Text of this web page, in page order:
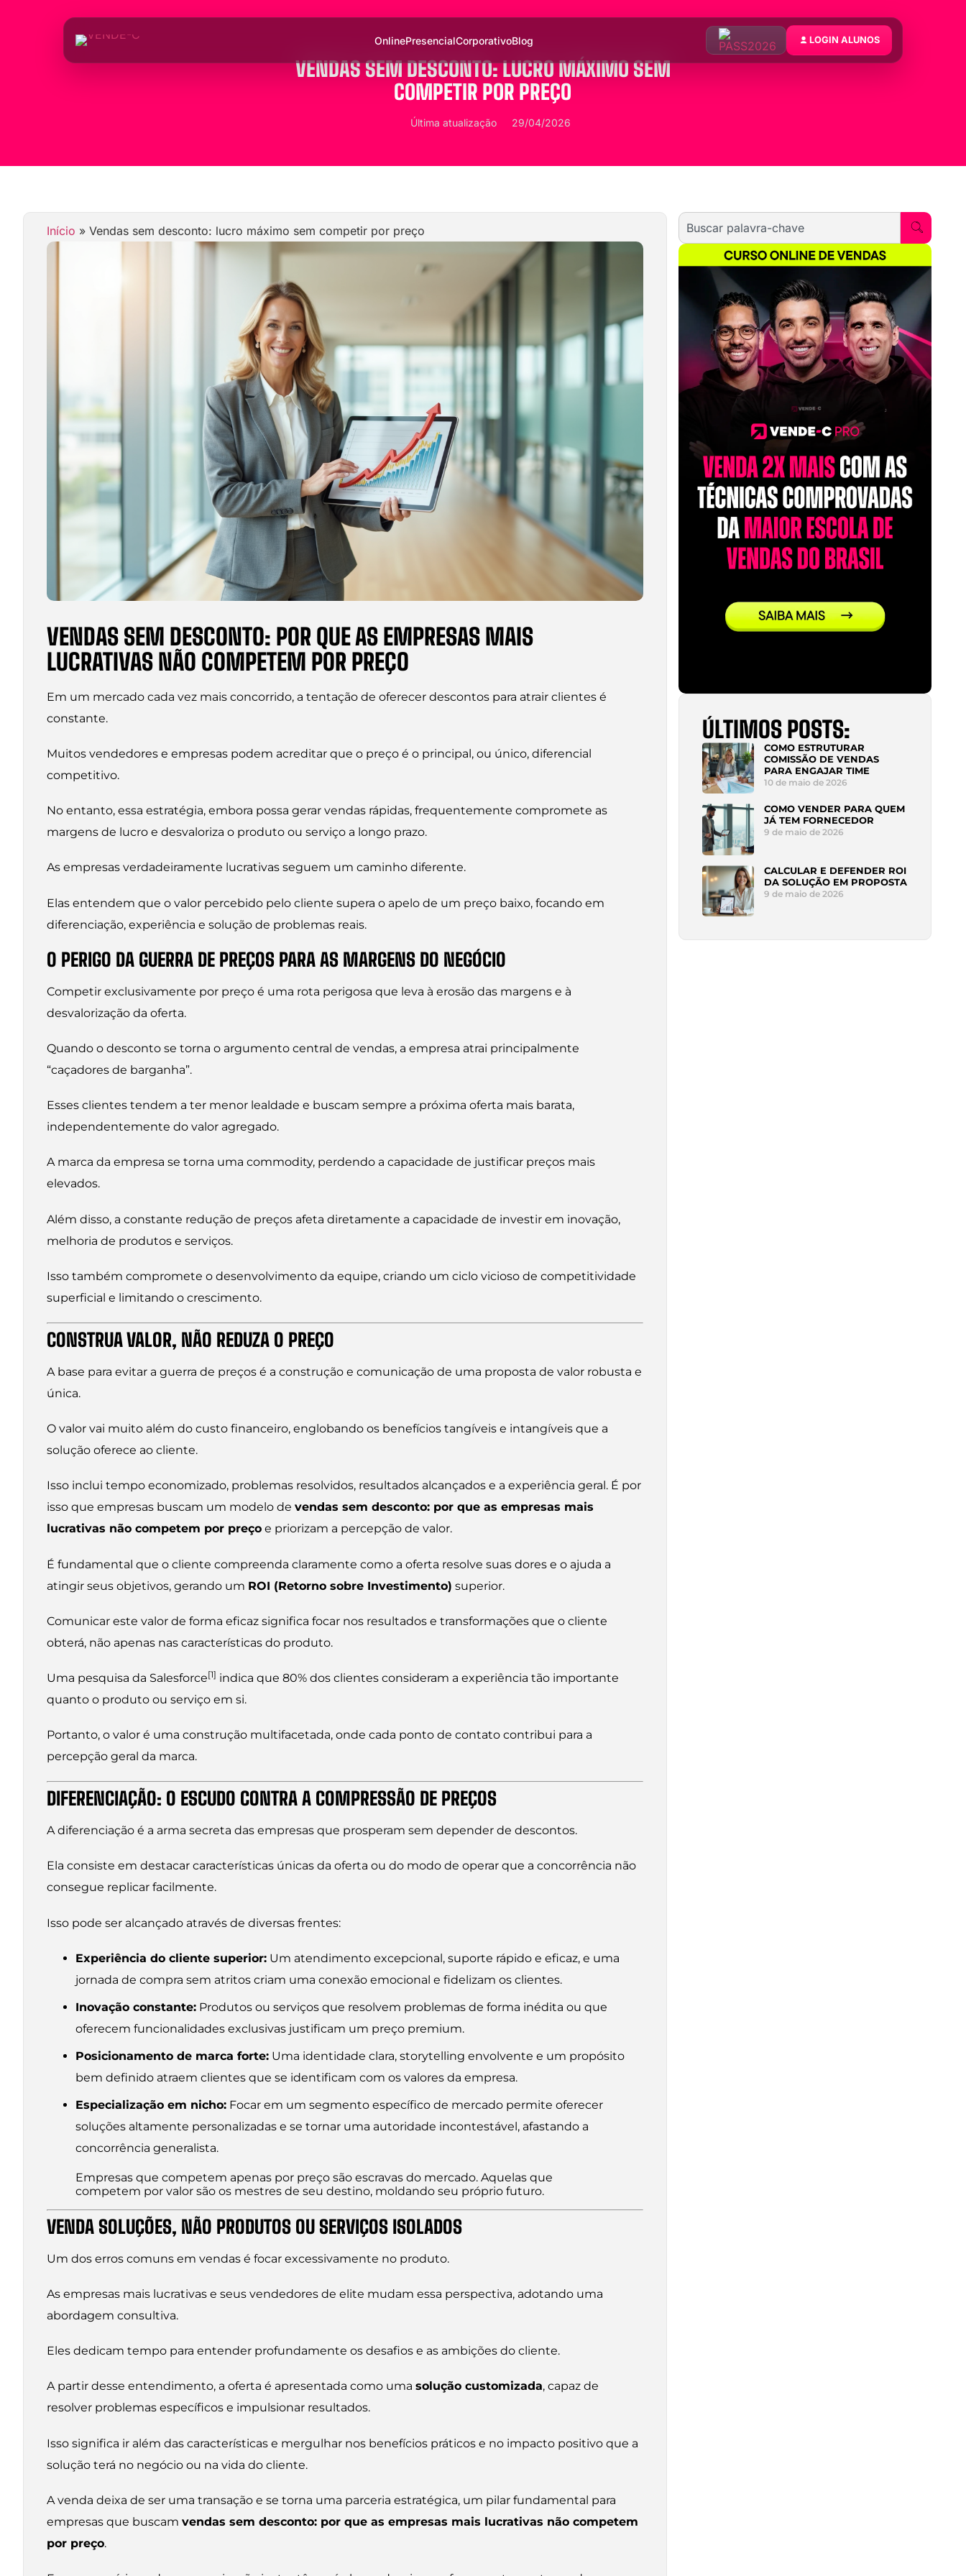
OnlinePresencialCorporativoBlog LOGIN ALUNOS
VENDAS SEM DESCONTO: LUCRO MÁXIMO SEM
COMPETIR POR PREÇO
Última atualização 29/04/2026
Início » Vendas sem desconto: lucro máximo sem competir por preço
VENDAS SEM DESCONTO: POR QUE AS EMPRESAS MAIS
LUCRATIVAS NÃO COMPETEM POR PREÇO
Em um mercado cada vez mais concorrido, a tentação de oferecer descontos para atrair clientes é
constante.
Muitos vendedores e empresas podem acreditar que o preço é o principal, ou único, diferencial
competitivo.
No entanto, essa estratégia, embora possa gerar vendas rápidas, frequentemente compromete as
margens de lucro e desvaloriza o produto ou serviço a longo prazo.
As empresas verdadeiramente lucrativas seguem um caminho diferente.
Elas entendem que o valor percebido pelo cliente supera o apelo de um preço baixo, focando em
diferenciação, experiência e solução de problemas reais.
O PERIGO DA GUERRA DE PREÇOS PARA AS MARGENS DO NEGÓCIO
Competir exclusivamente por preço é uma rota perigosa que leva à erosão das margens e à
desvalorização da oferta.
Quando o desconto se torna o argumento central de vendas, a empresa atrai principalmente
“caçadores de barganha”.
Esses clientes tendem a ter menor lealdade e buscam sempre a próxima oferta mais barata,
independentemente do valor agregado.
A marca da empresa se torna uma commodity, perdendo a capacidade de justificar preços mais
elevados.
Além disso, a constante redução de preços afeta diretamente a capacidade de investir em inovação,
melhoria de produtos e serviços.
Isso também compromete o desenvolvimento da equipe, criando um ciclo vicioso de competitividade
superficial e limitando o crescimento.
CONSTRUA VALOR, NÃO REDUZA O PREÇO
A base para evitar a guerra de preços é a construção e comunicação de uma proposta de valor robusta e
única.
O valor vai muito além do custo financeiro, englobando os benefícios tangíveis e intangíveis que a
solução oferece ao cliente.
Isso inclui tempo economizado, problemas resolvidos, resultados alcançados e a experiência geral. É por
isso que empresas buscam um modelo de vendas sem desconto: por que as empresas mais
lucrativas não competem por preço e priorizam a percepção de valor.
É fundamental que o cliente compreenda claramente como a oferta resolve suas dores e o ajuda a
atingir seus objetivos, gerando um ROI (Retorno sobre Investimento) superior.
Comunicar este valor de forma eficaz significa focar nos resultados e transformações que o cliente
obterá, não apenas nas características do produto.
Uma pesquisa da Salesforce[1] indica que 80% dos clientes consideram a experiência tão importante
quanto o produto ou serviço em si.
Portanto, o valor é uma construção multifacetada, onde cada ponto de contato contribui para a
percepção geral da marca.
DIFERENCIAÇÃO: O ESCUDO CONTRA A COMPRESSÃO DE PREÇOS
A diferenciação é a arma secreta das empresas que prosperam sem depender de descontos.
Ela consiste em destacar características únicas da oferta ou do modo de operar que a concorrência não
consegue replicar facilmente.
Isso pode ser alcançado através de diversas frentes:
Experiência do cliente superior: Um atendimento excepcional, suporte rápido e eficaz, e uma
jornada de compra sem atritos criam uma conexão emocional e fidelizam os clientes.
Inovação constante: Produtos ou serviços que resolvem problemas de forma inédita ou que
oferecem funcionalidades exclusivas justificam um preço premium.
Posicionamento de marca forte: Uma identidade clara, storytelling envolvente e um propósito
bem definido atraem clientes que se identificam com os valores da empresa.
Especialização em nicho: Focar em um segmento específico de mercado permite oferecer
soluções altamente personalizadas e se tornar uma autoridade incontestável, afastando a
concorrência generalista.
Empresas que competem apenas por preço são escravas do mercado. Aquelas que
competem por valor são os mestres de seu destino, moldando seu próprio futuro.
VENDA SOLUÇÕES, NÃO PRODUTOS OU SERVIÇOS ISOLADOS
Um dos erros comuns em vendas é focar excessivamente no produto.
As empresas mais lucrativas e seus vendedores de elite mudam essa perspectiva, adotando uma
abordagem consultiva.
Eles dedicam tempo para entender profundamente os desafios e as ambições do cliente.
A partir desse entendimento, a oferta é apresentada como uma solução customizada, capaz de
resolver problemas específicos e impulsionar resultados.
Isso significa ir além das características e mergulhar nos benefícios práticos e no impacto positivo que a
solução terá no negócio ou na vida do cliente.
A venda deixa de ser uma transação e se torna uma parceria estratégica, um pilar fundamental para
empresas que buscam vendas sem desconto: por que as empresas mais lucrativas não competem
por preço.
ÚLTIMOS POSTS:
COMO ESTRUTURAR
COMISSÃO DE VENDAS
PARA ENGAJAR TIME
10 de maio de 2026
COMO VENDER PARA QUEM
JÁ TEM FORNECEDOR
9 de maio de 2026
CALCULAR E DEFENDER ROI
DA SOLUÇÃO EM PROPOSTA
9 de maio de 2026